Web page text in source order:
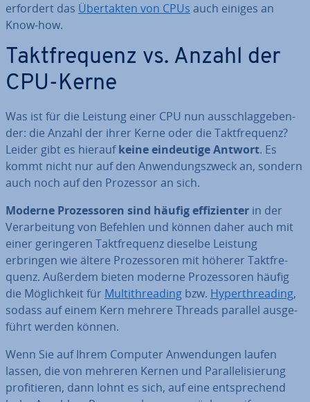
erfordert das Über­tak­ten von CPUs auch einiges an
Know-how.
Takt­fre­quenz vs. Anzahl der
CPU-Kerne
Was ist für die Leistung einer CPU nun aus­schlag­ge­ben­
der: die Anzahl der ihrer Kerne oder die Takt­fre­quenz?
Leider gibt es hieraufkeine ein­deu­ti­ge Antwort. Es
kommt nicht nur auf den An­wen­dungs­zweck an, sondern
auch noch auf den Prozessor an sich.
Moderne Pro­zes­so­ren sind häufig ef­fi­zi­en­ter in der
Ver­ar­bei­tung von Befehlen und können daher auch mit
einer ge­rin­ge­ren Takt­fre­quenz dieselbe Leistung
erbringen wie ältere Pro­zes­so­ren mit höherer Takt­fre­
quenz. Außerdem bieten moderne Pro­zes­so­ren häufig
die Mög­lich­keit für Mul­ti­th­re­a­ding bzw. Hy­per­th­re­a­ding,
sodass auf einem Kern mehrere Threads parallel aus­ge­
führt werden können.
Wenn Sie auf Ihrem Computer An­wen­dun­gen laufen
lassen, die von mehreren Kernen und Par­al­le­li­sie­rung
pro­fi­tie­ren, dann lohnt es sich, auf eine ent­spre­chend